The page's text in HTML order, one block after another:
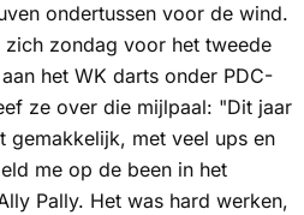
ondertussen voor de wind.
zondag voor het tweede
het WK darts onder PDC-
ze over die mijlpaal: "Dit jaar
gemakkelijk, met veel ups en
me op de been in het
Pally. Het was hard werken,